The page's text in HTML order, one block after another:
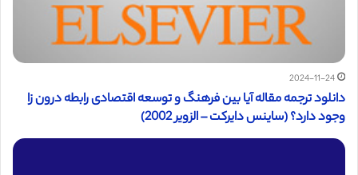
2024-11-24
دانلود ترجمه مقاله آیا بین فرهنگ و توسعه اقتصادی رابطه درون زا
وجود دارد؟ (ساینس دایرکت – الزویر 2002)